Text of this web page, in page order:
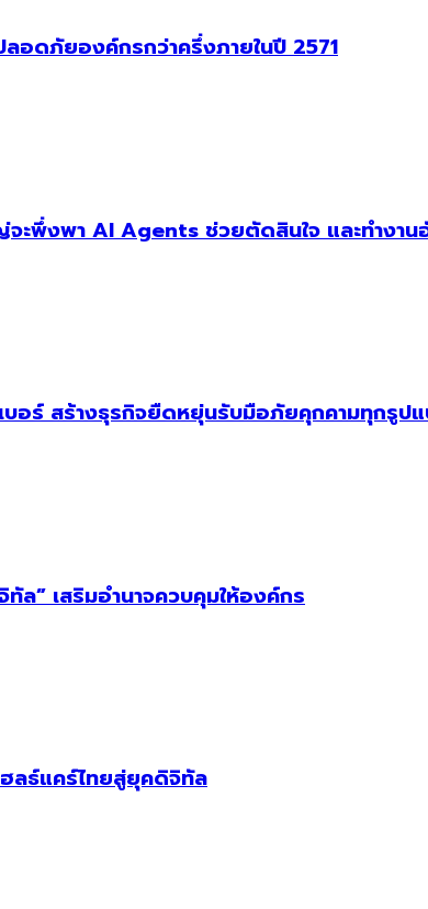
อดภัยองค์กรกว่าครึ่งภายในปี 2571
พึ่งพา AI Agents ช่วยตัดสินใจ และทำงาน
อร์ สร้างธุรกิจยืดหยุ่นรับมือภัยคุกคามทุกรูป
ล” เสริมอำนาจควบคุมให้องค์กร
ฮลธ์แคร์ไทยสู่ยุคดิจิทัล